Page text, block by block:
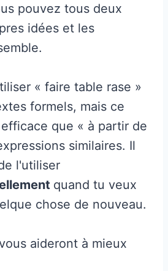
pouvez tous deux
idées et les
« faire table rase »
formels, mais ce
que « à partir de
similaires. Il
l'utiliser
quand tu veux
chose de nouveau.
aideront à mieux